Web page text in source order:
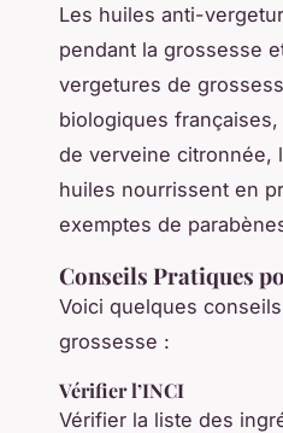
Les huiles anti-
pendant la grossesse
vergetures de
biologiques françaises,
de verveine citronnée,
huiles nourrissent en
exemptes de
Conseils Pratiques
Voici quelques
grossesse :
Vérifier l’INCI
Vérifier la liste des